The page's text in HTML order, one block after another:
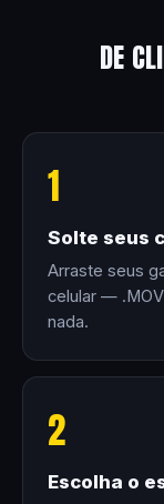
DE
1
Solte seus
Arraste seus
celular —
nada.
2
Escolha o